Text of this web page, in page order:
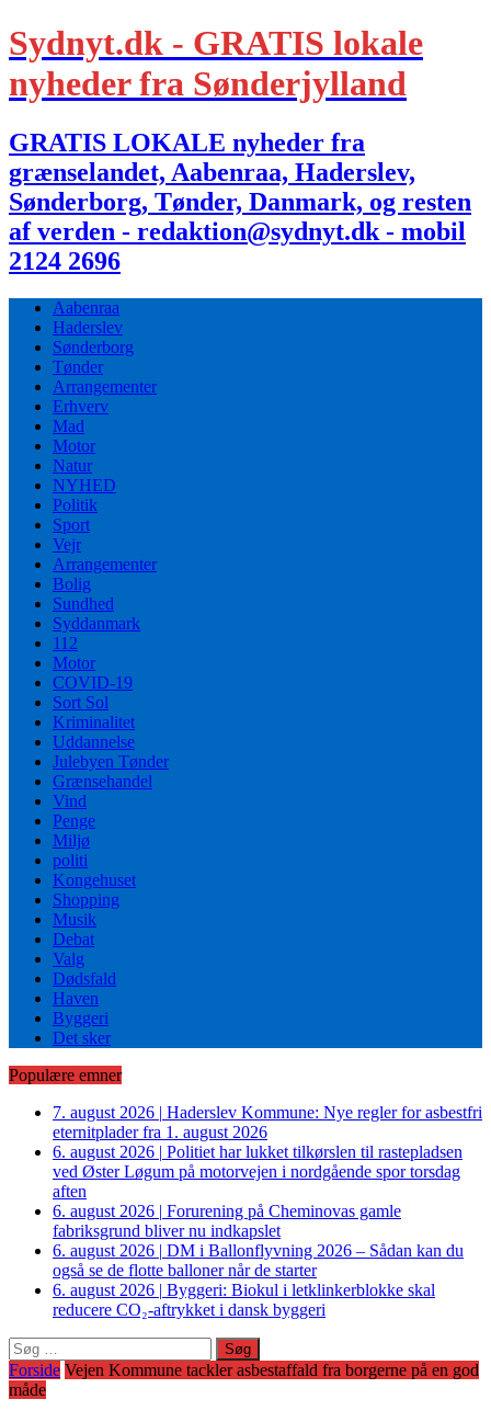
Sydnyt.dk - GRATIS lokale
nyheder fra Sønderjylland
GRATIS LOKALE nyheder fra
grænselandet, Aabenraa, Haderslev,
Sønderborg, Tønder, Danmark, og resten
af verden - redaktion@sydnyt.dk - mobil
2124 2696
Aabenraa
Haderslev
Sønderborg
Tønder
Arrangementer
Erhverv
Mad
Motor
Natur
NYHED
Politik
Sport
Vejr
Arrangementer
Bolig
Sundhed
Syddanmark
112
Motor
COVID-19
Sort Sol
Kriminalitet
Uddannelse
Julebyen Tønder
Grænsehandel
Vind
Penge
Miljø
politi
Kongehuset
Shopping
Musik
Debat
Valg
Dødsfald
Haven
Byggeri
Det sker
Populære emner
7. august 2026 | Haderslev Kommune: Nye regler for asbestfri
eternitplader fra 1. august 2026
6. august 2026 | Politiet har lukket tilkørslen til rastepladsen
ved Øster Løgum på motorvejen i nordgående spor torsdag
aften
6. august 2026 | Forurening på Cheminovas gamle
fabriksgrund bliver nu indkapslet
6. august 2026 | DM i Ballonflyvning 2026 – Sådan kan du
også se de flotte balloner når de starter
6. august 2026 | Byggeri: Biokul i letklinkerblokke skal
reducere CO₂-aftrykket i dansk byggeri
Søg
efter:
Forside Vejen Kommune tackler asbestaffald fra borgerne på en god
måde